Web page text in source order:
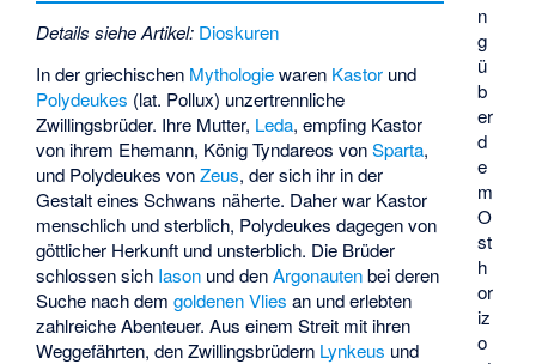
n
g
ü
b
er
d
e
m
O
st
h
or
iz
o
Details siehe Artikel: Dioskuren
In der griechischen Mythologiewaren Kastor und
Polydeukes (lat. Pollux) unzertrennliche
Zwillingsbrüder. Ihre Mutter, Leda, empfing Kastor
von ihrem Ehemann, König Tyndareos vonSparta,
und Polydeukes vonZeus, der sich ihr in der
Gestalt eines Schwans näherte. Daher war Kastor
menschlich und sterblich, Polydeukes dagegen von
göttlicher Herkunft und unsterblich. Die Brüder
schlossen sich Iason und denArgonautenbei deren
Suche nach demgoldenen Vlies an und erlebten
zahlreiche Abenteuer. Aus einem Streit mit ihren
Weggefährten, den Zwillingsbrüdern Lynkeus und